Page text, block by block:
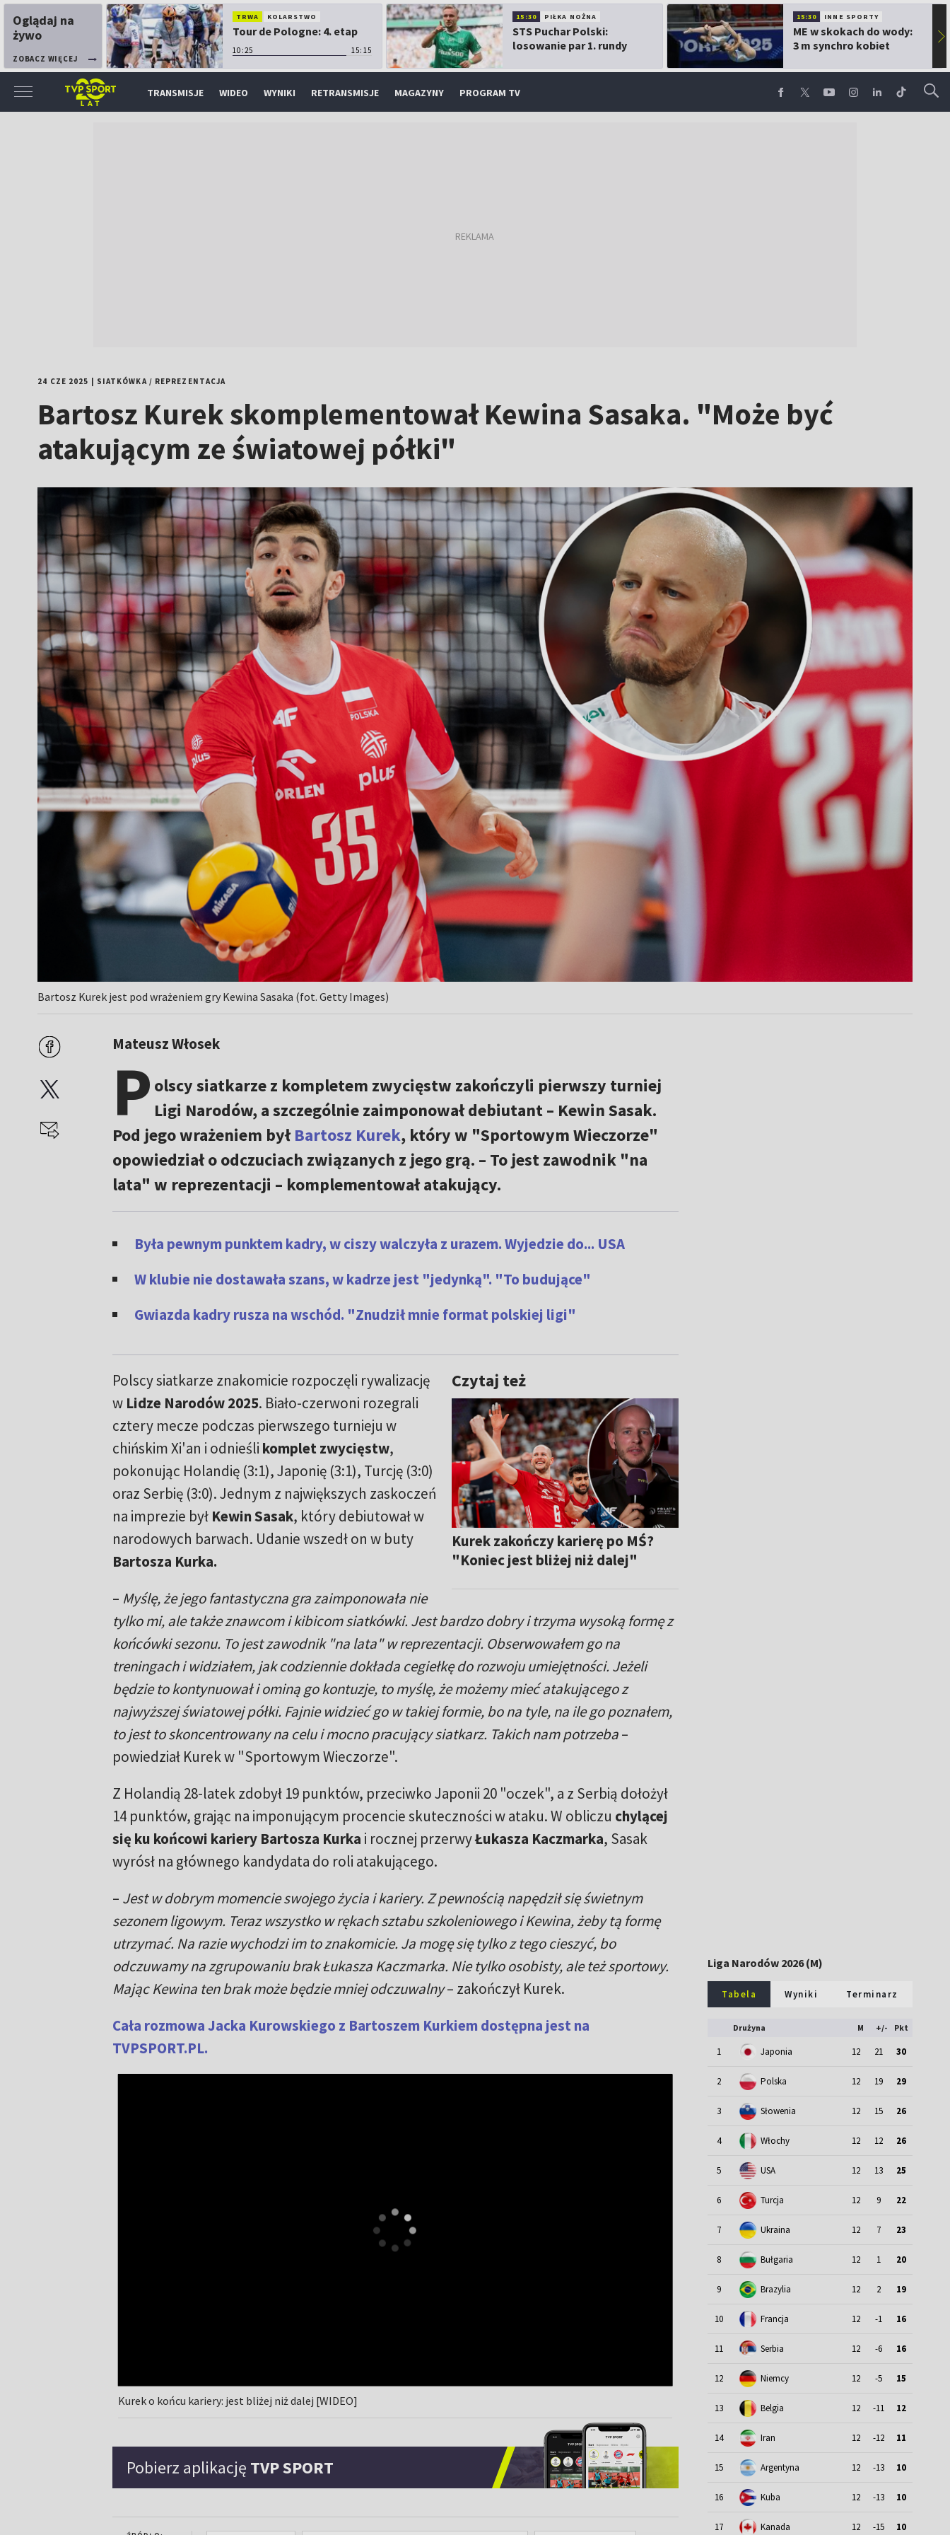
Oglądaj na
żywo
ZOBACZ WIĘCEJ
TRWA KOLARSTWO
Tour de Pologne: 4. etap
10:25 15:15
15:30 PIŁKA NOŻNA
STS Puchar Polski:
losowanie par 1. rundy
15:30 INNE SPORTY
ME w skokach do wody:
3 m synchro kobiet
▶
TRANSMISJE WIDEO WYNIKI RETRANSMISJE MAGAZYNY PROGRAM TV
24 CZE 2025 SIATKÓWKA/ REPREZENTACJA
Bartosz Kurek skomplementował Kewina Sasaka. "Może być
atakującym ze światowej półki"
Bartosz Kurek jest pod wrażeniem gry Kewina Sasaka (fot. Getty Images)
Mateusz Włosek
P olscy siatkarze z kompletem zwycięstw zakończyli pierwszy turniej
Ligi Narodów, a szczególnie zaimponował debiutant – Kewin Sasak.
Pod jego wrażeniem byłBartosz Kurek, który w "Sportowym Wieczorze"
opowiedział o odczuciach związanych z jego grą. – To jest zawodnik "na
lata" w reprezentacji – komplementował atakujący.
Była pewnym punktem kadry, w ciszy walczyła z urazem. Wyjedzie do... USA
W klubie nie dostawała szans, w kadrze jest "jedynką". "To budujące"
Gwiazda kadry rusza na wschód. "Znudził mnie format polskiej ligi"
Czytaj też
Kurek zakończy karierę po MŚ?
"Koniec jest bliżej niż dalej"
Polscy siatkarze znakomicie rozpoczęli rywalizację
w Lidze Narodów 2025. Biało-czerwoni rozegrali
cztery mecze podczas pierwszego turnieju w
chińskim Xi'an i odnieśli komplet zwycięstw,
pokonując Holandię (3:1), Japonię (3:1), Turcję (3:0)
oraz Serbię (3:0). Jednym z największych zaskoczeń
na imprezie był Kewin Sasak, który debiutował w
narodowych barwach. Udanie wszedł on w buty
Bartosza Kurka.
– Myślę, że jego fantastyczna gra zaimponowała nie
tylko mi, ale także znawcom i kibicom siatkówki. Jest bardzo dobry i trzyma wysoką formę z
końcówki sezonu. To jest zawodnik "na lata" w reprezentacji. Obserwowałem go na
treningach i widziałem, jak codziennie dokłada cegiełkę do rozwoju umiejętności. Jeżeli
będzie to kontynuował i ominą go kontuzje, to myślę, że możemy mieć atakującego z
najwyższej światowej półki. Fajnie widzieć go w takiej formie, bo na tyle, na ile go poznałem,
to jest to skoncentrowany na celu i mocno pracujący siatkarz. Takich nam potrzeba–
powiedział Kurek w "Sportowym Wieczorze".
Z Holandią 28-latek zdobył 19 punktów, przeciwko Japonii 20 "oczek", a z Serbią dołożył
14 punktów, grając na imponującym procencie skuteczności w ataku. W obliczu chylącej
się ku końcowi kariery Bartosza Kurka i rocznej przerwyŁukasza Kaczmarka, Sasak
wyrósł na głównego kandydata do roli atakującego.
– Jest w dobrym momencie swojego życia i kariery. Z pewnością napędził się świetnym
sezonem ligowym. Teraz wszystko w rękach sztabu szkoleniowego i Kewina, żeby tą formę
utrzymać. Na razie wychodzi im to znakomicie. Ja mogę się tylko z tego cieszyć, bo
odczuwamy na zgrupowaniu brak Łukasza Kaczmarka. Nie tylko osobisty, ale też sportowy.
Mając Kewina ten brak może będzie mniej odczuwalny– zakończył Kurek.
Cała rozmowa Jacka Kurowskiego z Bartoszem Kurkiem dostępna jest na
TVPSPORT.PL.
Kurek o końcu kariery: jest bliżej niż dalej [WIDEO]
Pobierz aplikację TVP SPORT
Liga Narodów 2026 (M)
Tabela Wyniki Terminarz
Drużyna M +/- Pkt
1 Japonia 12 21 30
2 Polska 12 19 29
3 Słowenia 12 15 26
4 Włochy 12 12 26
5 USA 12 13 25
6 Turcja 12 9 22
7 Ukraina 12 7 23
8 Bułgaria 12 1 20
9 Brazylia 12 2 19
10 Francja 12 -1 16
11 Serbia 12 -6 16
12 Niemcy 12 -5 15
13 Belgia 12 -11 12
14 Iran 12 -12 11
15 Argentyna 12 -13 10
16 Kuba 12 -13 10
17 Kanada 12 -15 10